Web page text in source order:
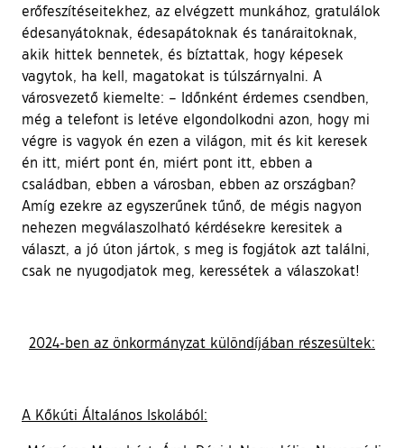
erőfeszítéseitekhez, az elvégzett munkához, gratulálok
édesanyátoknak, édesapátoknak és tanáraitoknak,
akik hittek bennetek, és bíztattak, hogy képesek
vagytok, ha kell, magatokat is túlszárnyalni. A
városvezető kiemelte: – Időnként érdemes csendben,
még a telefont is letéve elgondolkodni azon, hogy mi
végre is vagyok én ezen a világon, mit és kit keresek
én itt, miért pont én, miért pont itt, ebben a
családban, ebben a városban, ebben az országban?
Amíg ezekre az egyszerűnek tűnő, de mégis nagyon
nehezen megválaszolható kérdésekre keresitek a
választ, a jó úton jártok, s meg is fogjátok azt találni,
csak ne nyugodjatok meg, keressétek a válaszokat!
2024-ben az önkormányzat különdíjában részesültek:
A Kőkúti Általános Iskolából: